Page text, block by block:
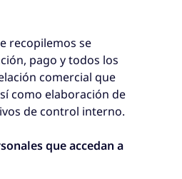
recopilemos se
pago y todos los
comercial que
como elaboración de
de control interno.
que accedan a